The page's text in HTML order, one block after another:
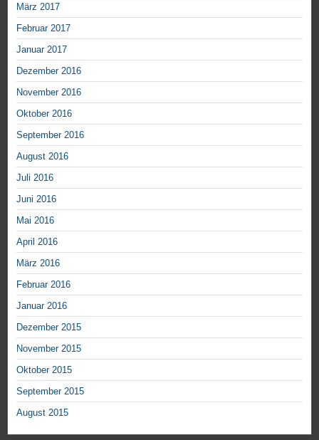
März 2017
Februar 2017
Januar 2017
Dezember 2016
November 2016
Oktober 2016
September 2016
August 2016
Juli 2016
Juni 2016
Mai 2016
April 2016
März 2016
Februar 2016
Januar 2016
Dezember 2015
November 2015
Oktober 2015
September 2015
August 2015